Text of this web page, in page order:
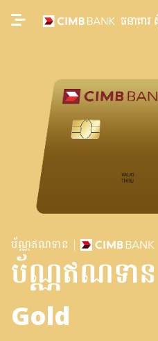
ប័ណ្ណឥណទាន
ប័ណ្ណឥណទាន
Gold